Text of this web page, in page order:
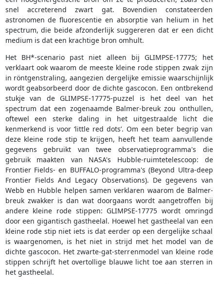
snel accreterend zwart gat. Bovendien constateerden
astronomen de fluorescentie en absorptie van helium in het
spectrum, die beide afzonderlijk suggereren dat er een dicht
medium is dat een krachtige bron omhult.
Het BH*-scenario past niet alleen bij GLIMPSE-17775; het
verklaart ook waarom de meeste kleine rode stippen zwak zijn
in röntgenstraling, aangezien dergelijke emissie waarschijnlijk
wordt geabsorbeerd door de dichte gascocon. Een ontbrekend
stukje van de GLIMPSE-17775-puzzel is het deel van het
spectrum dat een zogenaamde Balmer-breuk zou onthullen,
oftewel een sterke daling in het uitgestraalde licht die
kenmerkend is voor ‘little red dots’. Om een beter begrip van
deze kleine rode stip te krijgen, heeft het team aanvullende
gegevens gebruikt van twee observatieprogramma's die
gebruik maakten van NASA's Hubble-ruimtetelescoop: de
Frontier Fields- en BUFFALO-programma's (Beyond Ultra-deep
Frontier Fields And Legacy Observations). De gegevens van
Webb en Hubble helpen samen verklaren waarom de Balmer-
breuk zwakker is dan wat doorgaans wordt aangetroffen bij
andere kleine rode stippen: GLIMPSE-17775 wordt omringd
door een gigantisch gastheelal. Hoewel het gastheelal van een
kleine rode stip niet iets is dat eerder op een dergelijke schaal
is waargenomen, is het niet in strijd met het model van de
dichte gascocon. Het zwarte-gat-sterrenmodel van kleine rode
stippen schrijft het overtollige blauwe licht toe aan sterren in
het gastheelal.